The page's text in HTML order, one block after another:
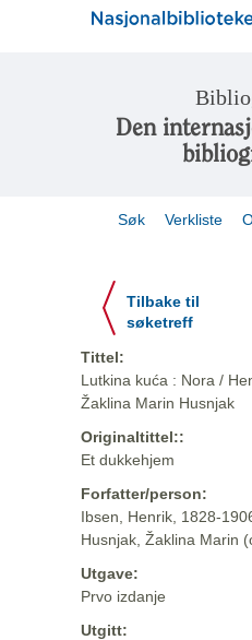
Den
Søk Verkliste
Tilbake til
søketreff
Tittel:
Lutkina kuća : Nora /
Žaklina Marin Husnjak
Originaltittel::
Et dukkehjem
Forfatter/person:
Ibsen, Henrik, 1828-
Husnjak, Žaklina Marin
Utgave:
Prvo izdanje
Utgitt: